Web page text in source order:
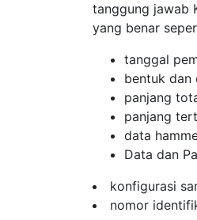
tanggung jawab
yang benar
tanggal
bentuk dan
panjang
panjang
data
Data dan
konfigurasi
nomor